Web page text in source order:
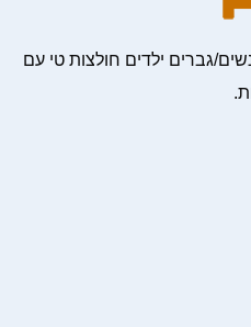
גברים ילדים חולצות טי עם